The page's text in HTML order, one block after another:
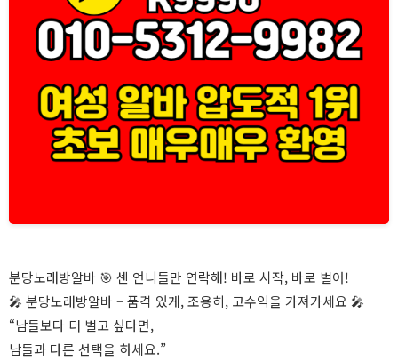
분당노래방알바 🎯 센 언니들만 연락해! 바로 시작, 바로 벌어!
🎤 분당노래방알바 – 품격 있게, 조용히, 고수익을 가져가세요 🎤
“남들보다 더 벌고 싶다면,
남들과 다른 선택을 하세요.”